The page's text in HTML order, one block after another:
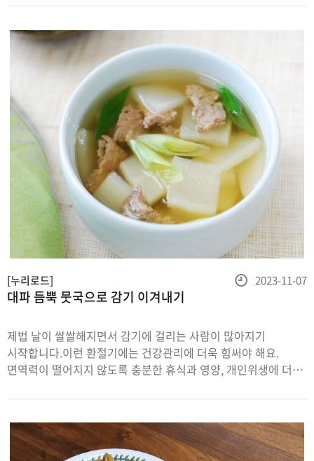
있도록'메밀'을 활용한 음식을 준비했습니다.재료메밀면, 쯔유,
진간장, 올리고당, 깨
대파 듬뿍 뭇국으로 감기 이겨내기
제법 날이 쌀쌀해지면서 감기에 걸리는 사람이 많아지기
시작합니다.이런 환절기에는 건강관리에 더욱 힘써야 해요.
면역력이 떨어지지 않도록 충분한 휴식과 영양, 개인위생에 더욱
먹어야 합니다.그래서 이번에는 감기에 걸렸을 때 기력을
회복하기 좋은 음식을 준비했어요
[누리로드]
등
2023-11-07